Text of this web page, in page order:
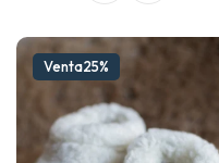
Venta25%